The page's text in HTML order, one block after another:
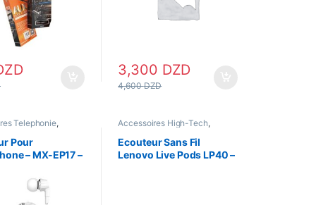
3,300 DZD
4,600DZD
Telephonie,
Pour
– MX-EP17 –
Accessoires High-Tech,
Ecouteur & Kitmains,Ecouteur
Bluetooth
Ecouteur Sans Fil
Lenovo Live Pods LP40 –